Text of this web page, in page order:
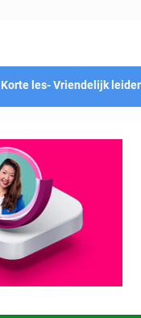
Korte les- Vriendelijk